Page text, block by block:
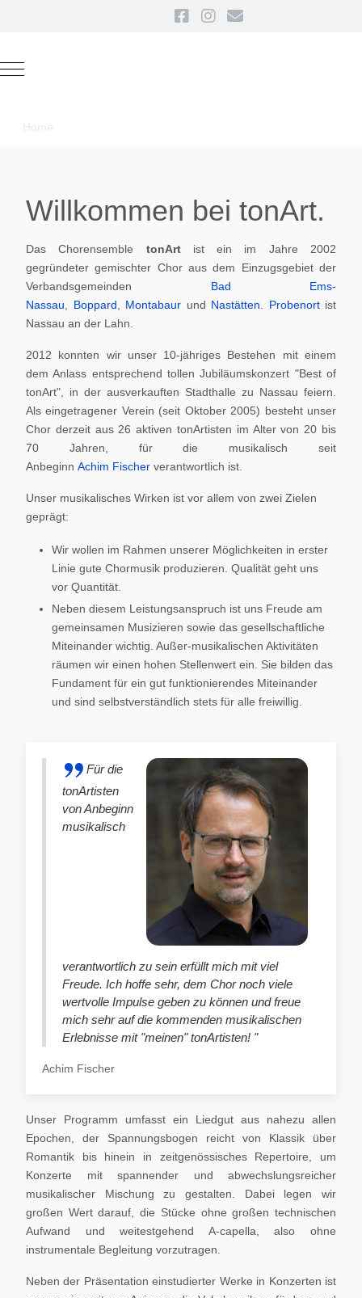
Mobile Menu Toggle
Home
Willkommen bei tonArt.
Das Chorensemble tonArt ist ein im Jahre 2002
gegründeter gemischter Chor aus dem Einzugsgebiet der
Verbandsgemeinden Bad Ems-
Nassau
Boppard Montabaur und Nastätten Probenortist
Nassau an der Lahn.
2012 konnten wir unser 10-jähriges Bestehen mit einem
dem Anlass entsprechend tollen Jubiläumskonzert "Best of
tonArt", in der ausverkauften Stadthalle zu Nassau feiern.
Als eingetragener Verein (seit Oktober 2005) besteht unser
Chor derzeit aus 26 aktiven tonArtisten im Alter von 20 bis
70 Jahren, für die musikalisch seit
Anbeginn Achim Fischer verantwortlich ist.
Unser musikalisches Wirken ist vor allem von zwei Zielen
geprägt:
Wir wollen im Rahmen unserer Möglichkeiten in erster
Linie gute Chormusik produzieren. Qualität geht uns
vor Quantität.
Neben diesem Leistungsanspruch ist uns Freude am
gemeinsamen Musizieren sowie das gesellschaftliche
Miteinander wichtig. Außer-musikalischen Aktivitäten
räumen wir einen hohen Stellenwert ein. Sie bilden das
Fundament für ein gut funktionierendes Miteinander
und sind selbstverständlich stets für alle freiwillig.
Für die
tonArtisten
von Anbeginn
musikalisch
verantwortlich zu sein erfüllt mich mit viel
Freude. Ich hoffe sehr, dem Chor noch viele
wertvolle Impulse geben zu können und freue
mich sehr auf die kommenden musikalischen
Erlebnisse mit "meinen" tonArtisten! "
Achim Fischer
Unser Programm umfasst ein Liedgut aus nahezu allen
Epochen, der Spannungsbogen reicht von Klassik über
Romantik bis hinein in zeitgenössisches Repertoire, um
Konzerte mit spannender und abwechslungsreicher
musikalischer Mischung zu gestalten. Dabei legen wir
großen Wert darauf, die Stücke ohne großen technischen
Aufwand und weitestgehend A-capella, also ohne
instrumentale Begleitung vorzutragen.
Neben der Präsentation einstudierter Werke in Konzerten ist